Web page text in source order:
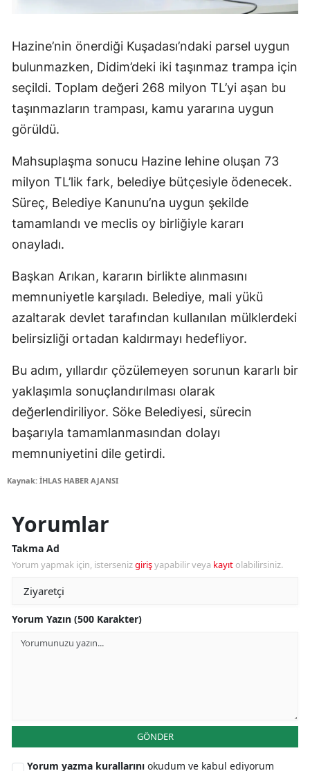
Hazine’nin önerdiği Kuşadası’ndaki parsel uygun
bulunmazken, Didim’deki iki taşınmaz trampa için
seçildi. Toplam değeri 268 milyon TL’yi aşan bu
taşınmazların trampası, kamu yararına uygun
görüldü.
Mahsuplaşma sonucu Hazine lehine oluşan 73
milyon TL’lik fark, belediye bütçesiyle ödenecek.
Süreç, Belediye Kanunu’na uygun şekilde
tamamlandı ve meclis oy birliğiyle kararı
onayladı.
Başkan Arıkan, kararın birlikte alınmasını
memnuniyetle karşıladı. Belediye, mali yükü
azaltarak devlet tarafından kullanılan mülklerdeki
belirsizliği ortadan kaldırmayı hedefliyor.
Bu adım, yıllardır çözülemeyen sorunun kararlı bir
yaklaşımla sonuçlandırılması olarak
değerlendiriliyor. Söke Belediyesi, sürecin
başarıyla tamamlanmasından dolayı
memnuniyetini dile getirdi.
Kaynak: İHLAS HABER AJANSI
Yorumlar
Takma Ad
Yorum yapmak için, istersenizgirişyapabilir veya kayıt olabilirsiniz.
Yorum Yazın (500 Karakter)
GÖNDER
Yorum yazma kurallarını okudum ve kabul ediyorum